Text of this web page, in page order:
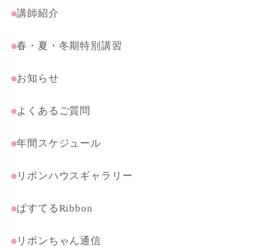
アクセス
幼児・小学生コース
受験・特別コース
まんがテクニック応用講座
講師紹介
春・夏・冬期特別講習
お知らせ
よくあるご質問
年間スケジュール
リボンハウスギャラリー
ぱすてるRibbon
リボンちゃん通信